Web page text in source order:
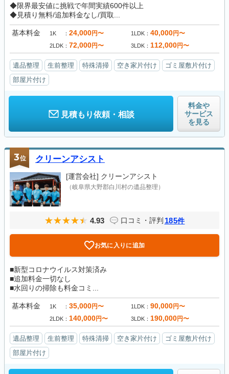
◆限界最安値に挑戦で年間実績600件以上
◆見積り無料/追加料金なし/買取...
基本料金 1K 24,000円〜 1LDK 40,000円〜
2LDK 72,000円〜 3LDK 112,000円〜
遺品整理 生前整理 特殊清掃 空き家片付け
ゴミ屋敷片付け
部屋片付け
見積もり依頼・相談
料金や
サービス
を見る
3位 クリーンアシスト
[運営会社] クリーンアシスト
（岐阜県大野郡白川村の遺品整理）
4.93 口コミ・評判 185件
お気に入りに追加
■新型コロナウイルス対策済み
■追加料金一切なし
■水回りの掃除も料金コミ...
基本料金 1K 35,000円〜 1LDK 90,000円〜
2LDK 140,000円〜 3LDK 190,000円〜
遺品整理 生前整理 特殊清掃 空き家片付け
ゴミ屋敷片付け
部屋片付け